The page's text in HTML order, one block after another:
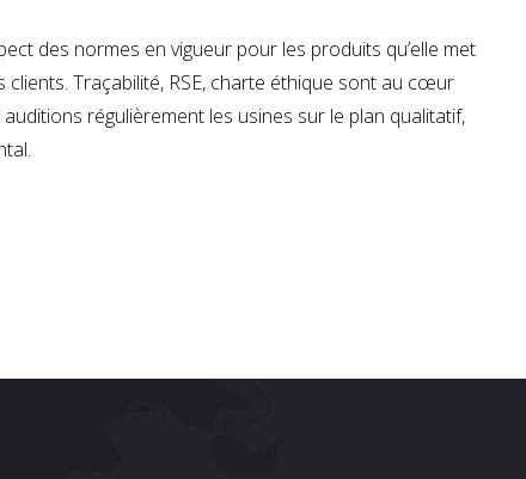
des normes en vigueur pour les produits qu’elle met
clients. Traçabilité, RSE, charte éthique sont au cœur
régulièrement les usines sur le plan qualitatif,